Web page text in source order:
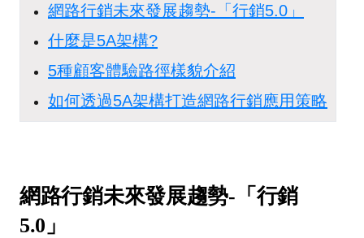
網路行銷未來發展趨勢-「行銷5.0」
什麼是5A架構?
5種顧客體驗路徑樣貌介紹
如何透過5A架構打造網路行銷應用策略
網路行銷未來發展趨勢-「行銷
5.0」